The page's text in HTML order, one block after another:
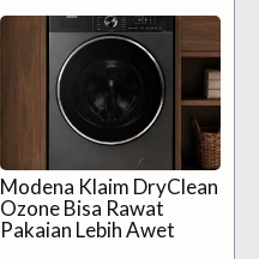
Modena Klaim DryClean
Ozone Bisa Rawat
Pakaian Lebih Awet